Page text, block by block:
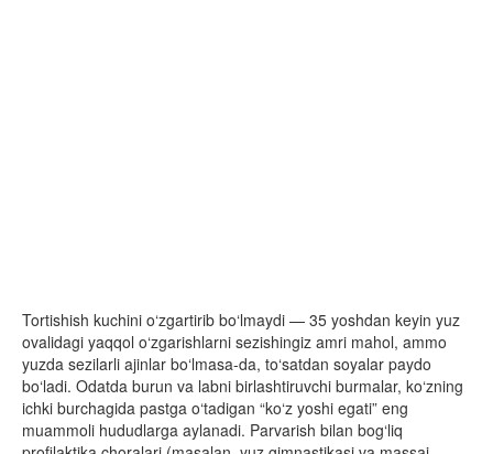
Tortishish kuchini o‘zgartirib bo‘lmaydi — 35 yoshdan keyin yuz
ovalidagi yaqqol o‘zgarishlarni sezishingiz amri mahol, ammo
yuzda sezilarli ajinlar bo‘lmasa-da, to‘satdan soyalar paydo
bo‘ladi. Odatda burun va labni birlashtiruvchi burmalar, ko‘zning
ichki burchagida pastga o‘tadigan “ko‘z yoshi egati” eng
muammoli hududlarga aylanadi. Parvarish bilan bog‘liq